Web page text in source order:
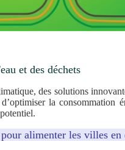
et des déchets
des solutions
la consommation
alimenter les villes en